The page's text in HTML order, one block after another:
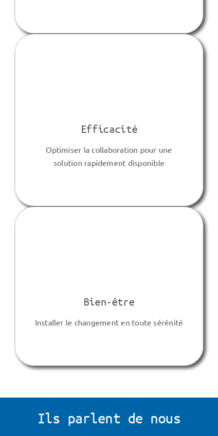
Efficacité
Optimiser la collaboration pour une
solution rapidement disponible
Bien-être
Installer le changement en toute sérénité
Ils parlent de nous